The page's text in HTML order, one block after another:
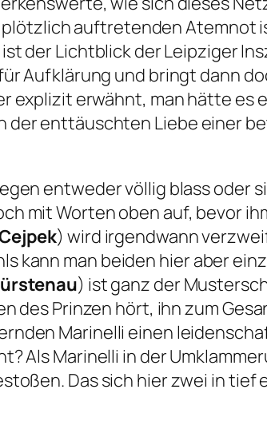
auftretenden Atemnot
der Lichtblick der Leipziger
Aufklärung und bringt dann
explizit erwähnt, man hätte es
der enttäuschten Liebe einer
entweder völlig blass oder
mit Worten oben auf, bevor
) wird irgendwann
kann man beiden hier aber
) ist ganz der
des Prinzen hört, ihn zum
Marinelli einen
Als Marinelli in der
Das sich hier zwei in